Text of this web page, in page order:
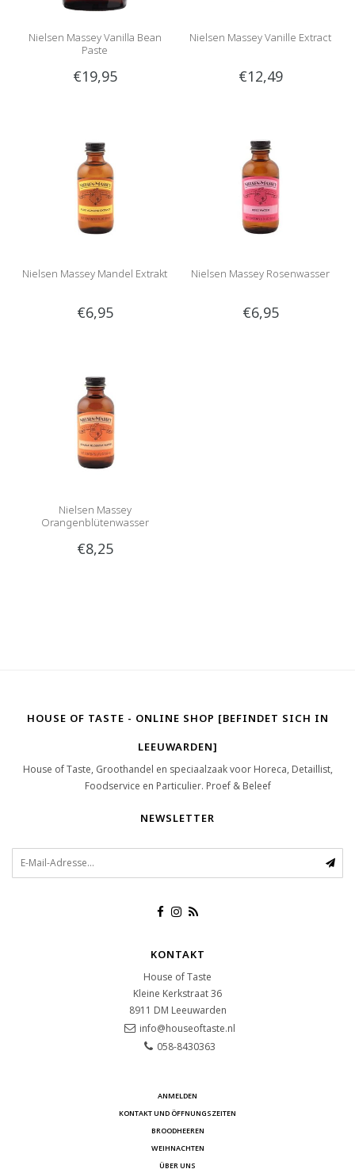
Nielsen Massey Vanilla Bean
Paste
€19,95
Nielsen Massey Vanille Extract
€12,49
Nielsen Massey Mandel Extrakt
€6,95
Nielsen Massey Rosenwasser
€6,95
Nielsen Massey
Orangenblütenwasser
€8,25
HOUSE OF TASTE - ONLINE SHOP [BEFINDET SICH IN
LEEUWARDEN]
House of Taste, Groothandel en speciaalzaak voor Horeca, Detaillist,
Foodservice en Particulier. Proef & Beleef
NEWSLETTER
KONTAKT
House of Taste
Kleine Kerkstraat 36
8911 DM Leeuwarden
info@houseoftaste.nl
058-8430363
ANMELDEN
KONTAKT UND ÖFFNUNGSZEITEN
BROODHEEREN
WEIHNACHTEN
ÜBER UNS